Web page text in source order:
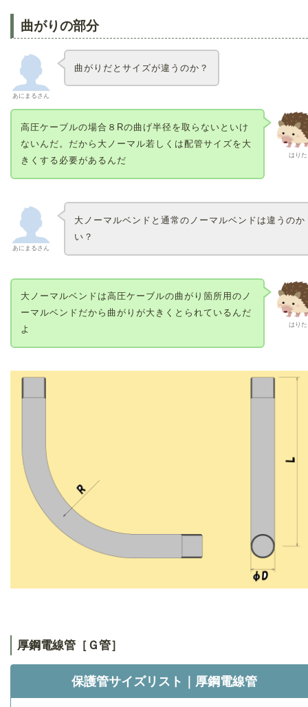
曲がりの部分
あにまるさん
曲がりだとサイズが違うのか？
はりた
高圧ケーブルの場合８Rの曲げ半径を取らないといけ
ないんだ。だから大ノーマル若しくは配管サイズを大
きくする必要があるんだ
あにまるさん
大ノーマルベンドと通常のノーマルベンドは違うのか
い？
はりた
大ノーマルベンドは高圧ケーブルの曲がり箇所用のノ
ーマルベンドだから曲がりが大きくとられているんだ
よ
厚鋼電線管［Ｇ管］
保護管サイズリスト｜厚鋼電線管